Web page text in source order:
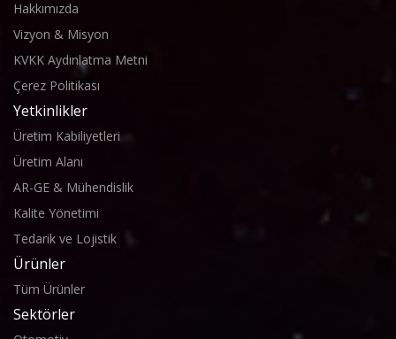
Hakkımızda
Vizyon & Misyon
KVKK Aydınlatma Metni
Çerez Politikası
Yetkinlikler
Üretim Kabiliyetleri
Üretim Alanı
AR-GE & Mühendislik
Kalite Yönetimi
Tedarik ve Lojistik
Ürünler
Tüm Ürünler
Sektörler